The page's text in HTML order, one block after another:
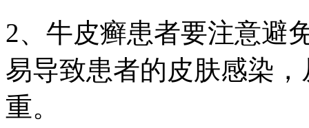
2、牛皮癣患者要注意避
易导致患者的皮肤感染
重。